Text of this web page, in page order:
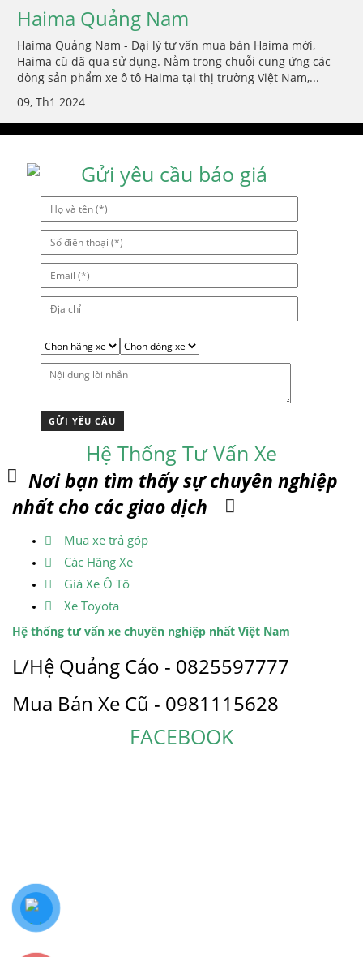
Haima Quảng Nam
Haima Quảng Nam - Đại lý tư vấn mua bán Haima mới,
Haima cũ đã qua sử dụng. Nằm trong chuỗi cung ứng các
dòng sản phẩm xe ô tô Haima tại thị trường Việt Nam,...
09, Th1 2024
Gửi yêu cầu báo giá
Hệ Thống Tư Vấn Xe
Nơi bạn tìm thấy sự chuyên nghiệp
nhất cho các giao dịch
Mua xe trả góp
Các Hãng Xe
Giá Xe Ô Tô
Xe Toyota
Hệ thống tư vấn xe chuyên nghiệp nhất Việt Nam
L/Hệ Quảng Cáo - 0825597777
Mua Bán Xe Cũ - 0981115628
FACEBOOK